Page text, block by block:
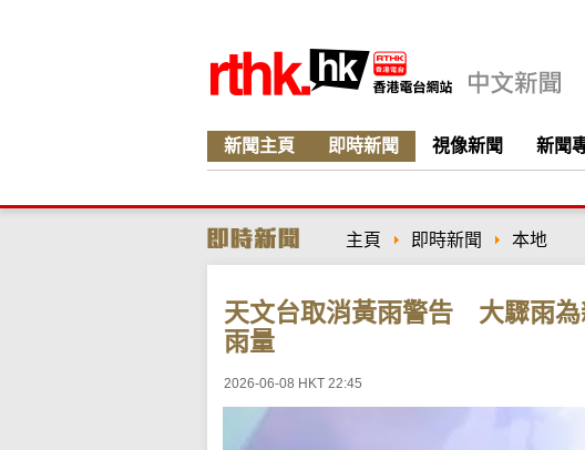
新聞主頁 即時新聞 視像新聞 新聞
主頁 即時新聞 本地
天文台取消黃雨警告 大驟雨
雨量
2026-06-08 HKT 22:45